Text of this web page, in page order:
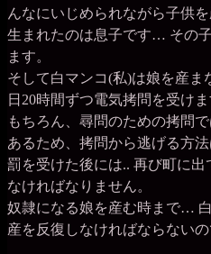
んなにいじめられながら子供を
生まれたのは息子です… その
ます。
そして白マンコ(私)は娘を産
日20時間ずつ電気拷問を受けま
もちろん、尋問のための拷問
あるため、拷問から逃げる方法
罰を受けた後には.. 再び町に
なければなりません。
奴隷になる娘を産む時まで…
産を反復しなければならないの